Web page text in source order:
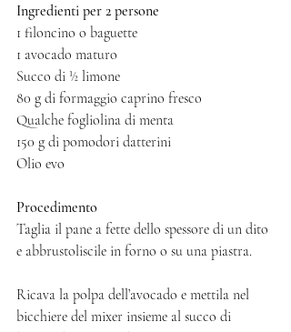
Ingredienti per 2 persone
1 filoncino o baguette
1 avocado maturo
Succo di ½ limone
80 g di formaggio caprino fresco
Qualche fogliolina di menta
150 g di pomodori datterini
Olio evo
Procedimento
Taglia il pane a fette dello spessore di un dito
e abbrustoliscile in forno o su una piastra.
Ricava la polpa dell’avocado e mettila nel
bicchiere del mixer insieme al succo di